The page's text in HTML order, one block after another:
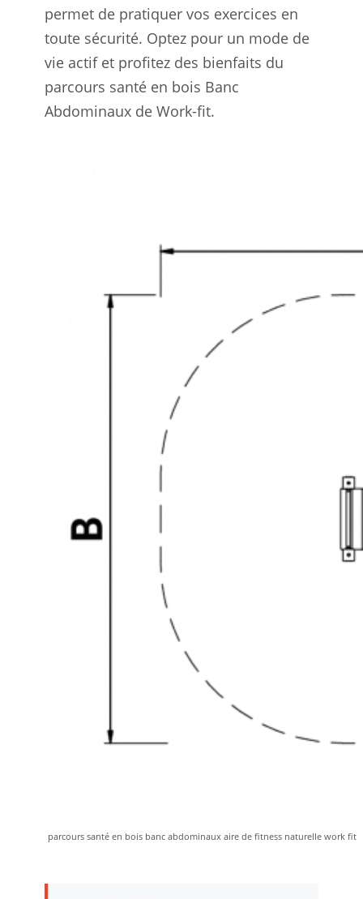
permet de pratiquer vos exercices en
toute sécurité. Optez pour un mode de
vie actif et profitez des bienfaits du
parcours santé en bois Banc
Abdominaux de Work-fit.
parcours santé en bois banc abdominaux aire de fitness naturelle work fit